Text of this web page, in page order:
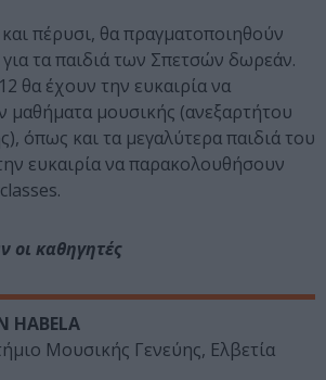
πέρυσι, θα πραγματοποιηθούν
τα παιδιά των Σπετσών δωρεάν.
θα έχουν την ευκαιρία να
μουσικής (ανεξαρτήτου
όπως και τα μεγαλύτερα παιδιά του
ευκαιρία να παρακολουθήσουν
οι καθηγητές
HABELA
Μουσικής Γενεύης, Ελβετία